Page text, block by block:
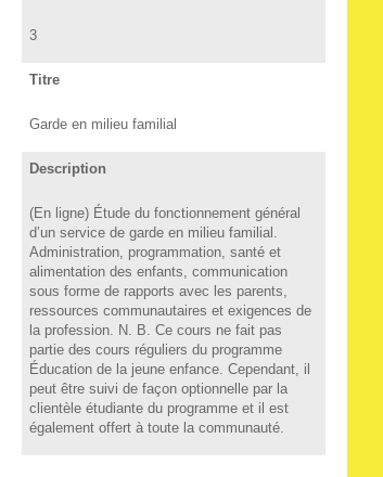
3
Titre
Garde en milieu familial
Description
(En ligne) Étude du fonctionnement général
d’un service de garde en milieu familial.
Administration, programmation, santé et
alimentation des enfants, communication
sous forme de rapports avec les parents,
ressources communautaires et exigences de
la profession. N. B. Ce cours ne fait pas
partie des cours réguliers du programme
Éducation de la jeune enfance. Cependant, il
peut être suivi de façon optionnelle par la
clientèle étudiante du programme et il est
également offert à toute la communauté.